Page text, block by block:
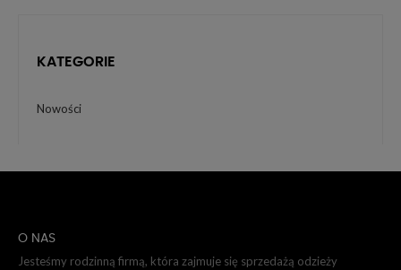
KATEGORIE
Nowości
O NAS
Jesteśmy rodzinną firmą, która zajmuje się sprzedażą odzieży